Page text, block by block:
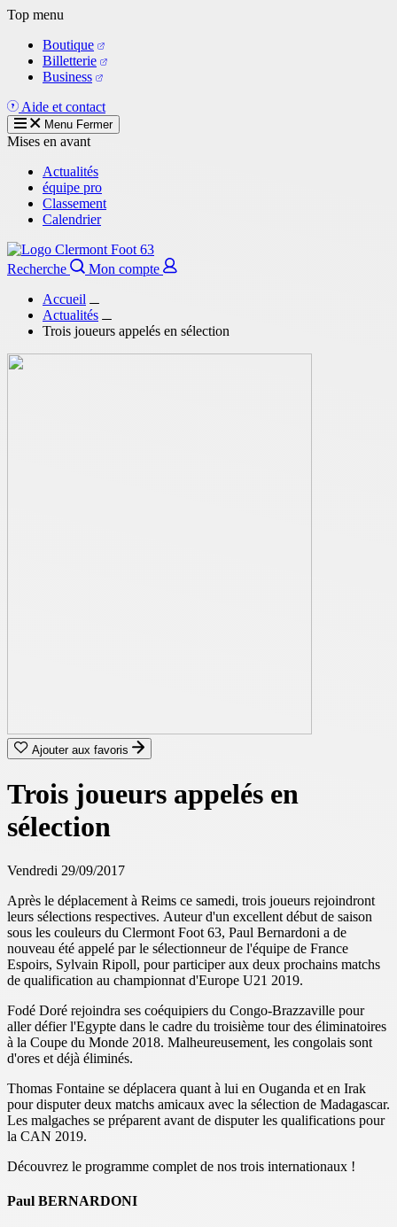
Aller
contenu
principal
Top menu
Boutique
Billetterie
Business
Aide et contact
Menu Fermer
Mises en avant
Actualités
équipe pro
Classement
Calendrier
Recherche
Mon compte
Accueil
Actualités
Trois joueurs appelés en sélection
Ajouter aux favoris
Trois joueurs appelés en
sélection
Vendredi 29/09/2017
Après le déplacement à Reims ce samedi, trois joueurs rejoindront
leurs sélections respectives. Auteur d'un excellent début de saison
sous les couleurs du Clermont Foot 63, Paul Bernardoni a de
nouveau été appelé par le sélectionneur de l'équipe de France
Espoirs, Sylvain Ripoll, pour participer aux deux prochains matchs
de qualification au championnat d'Europe U21 2019.
Fodé Doré rejoindra ses coéquipiers du Congo-Brazzaville pour
aller défier l'Egypte dans le cadre du troisième tour des éliminatoires
à la Coupe du Monde 2018. Malheureusement, les congolais sont
d'ores et déjà éliminés.
Thomas Fontaine se déplacera quant à lui en Ouganda et en Irak
pour disputer deux matchs amicaux avec la sélection de Madagascar.
Les malgaches se préparent avant de disputer les qualifications pour
la CAN 2019.
Découvrez le programme complet de nos trois internationaux !
Paul BERNARDONI